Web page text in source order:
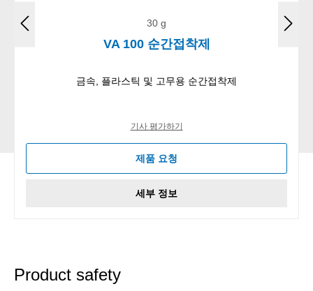
30 g
VA 100 순간접착제
금속, 플라스틱 및 고무용 순간접착제
기사 평가하기
제품 요청
세부 정보
Product safety